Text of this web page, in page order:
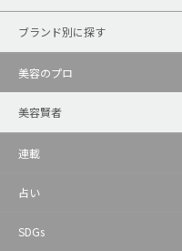
ブランド別に探す
美容のプロ
美容賢者
連載
占い
SDGs